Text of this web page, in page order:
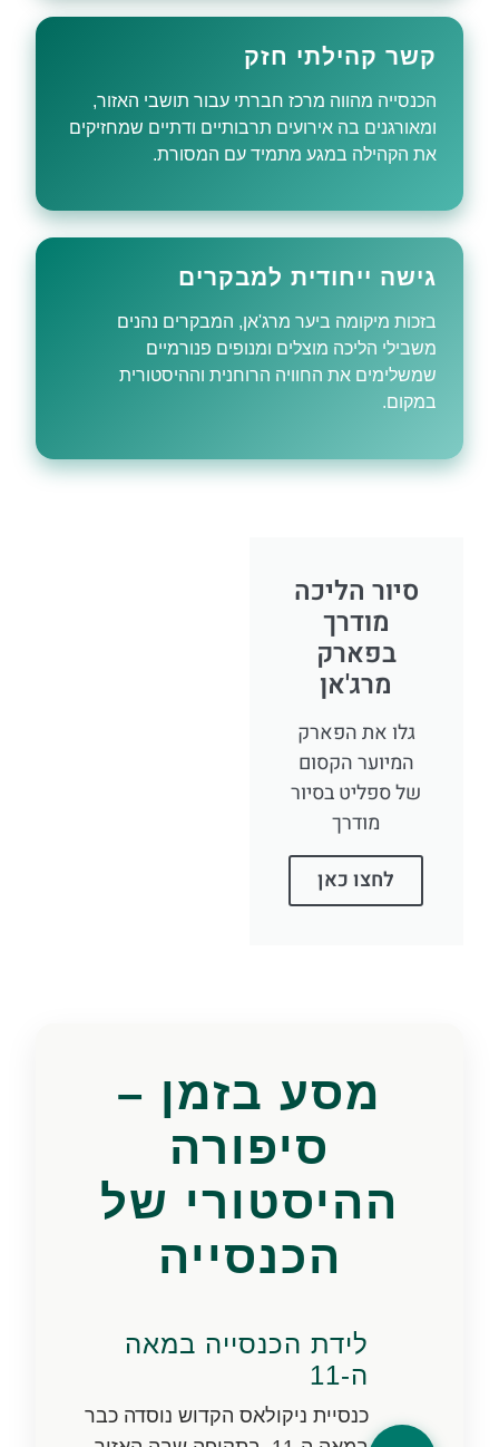
קשר קהילתי חזק
הכנסייה מהווה מרכז חברתי עבור תושבי האזור,
ומאורגנים בה אירועים תרבותיים ודתיים שמחזיקים
את הקהילה במגע מתמיד עם המסורת.
גישה ייחודית למבקרים
בזכות מיקומה ביער מרג'אן, המבקרים נהנים
משבילי הליכה מוצלים ומנופים פנורמיים
שמשלימים את החוויה הרוחנית וההיסטורית
במקום.
סיור הליכה
מודרך
בפארק
מרג'אן
גלו את הפארק
המיוער הקסום
של ספליט בסיור
מודרך
לחצו כאן
מסע בזמן –
סיפורה
ההיסטורי של
הכנסייה
לידת הכנסייה במאה
ה-11
כנסיית ניקולאס הקדוש נוסדה כבר